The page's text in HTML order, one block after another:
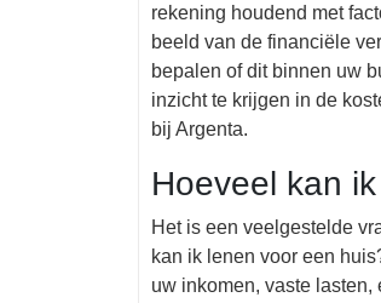
rekening houdend met
beeld van de financiële
bepalen of dit binnen uw
inzicht te krijgen in de
bij Argenta.
Hoeveel kan
Het is een veelgestelde
kan ik lenen voor een
uw inkomen, vaste